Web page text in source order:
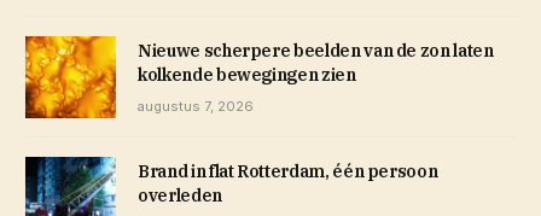
Nieuwe scherpere beelden van de zon laten
kolkende bewegingen zien
augustus 7, 2026
Brand in flat Rotterdam, één persoon
overleden